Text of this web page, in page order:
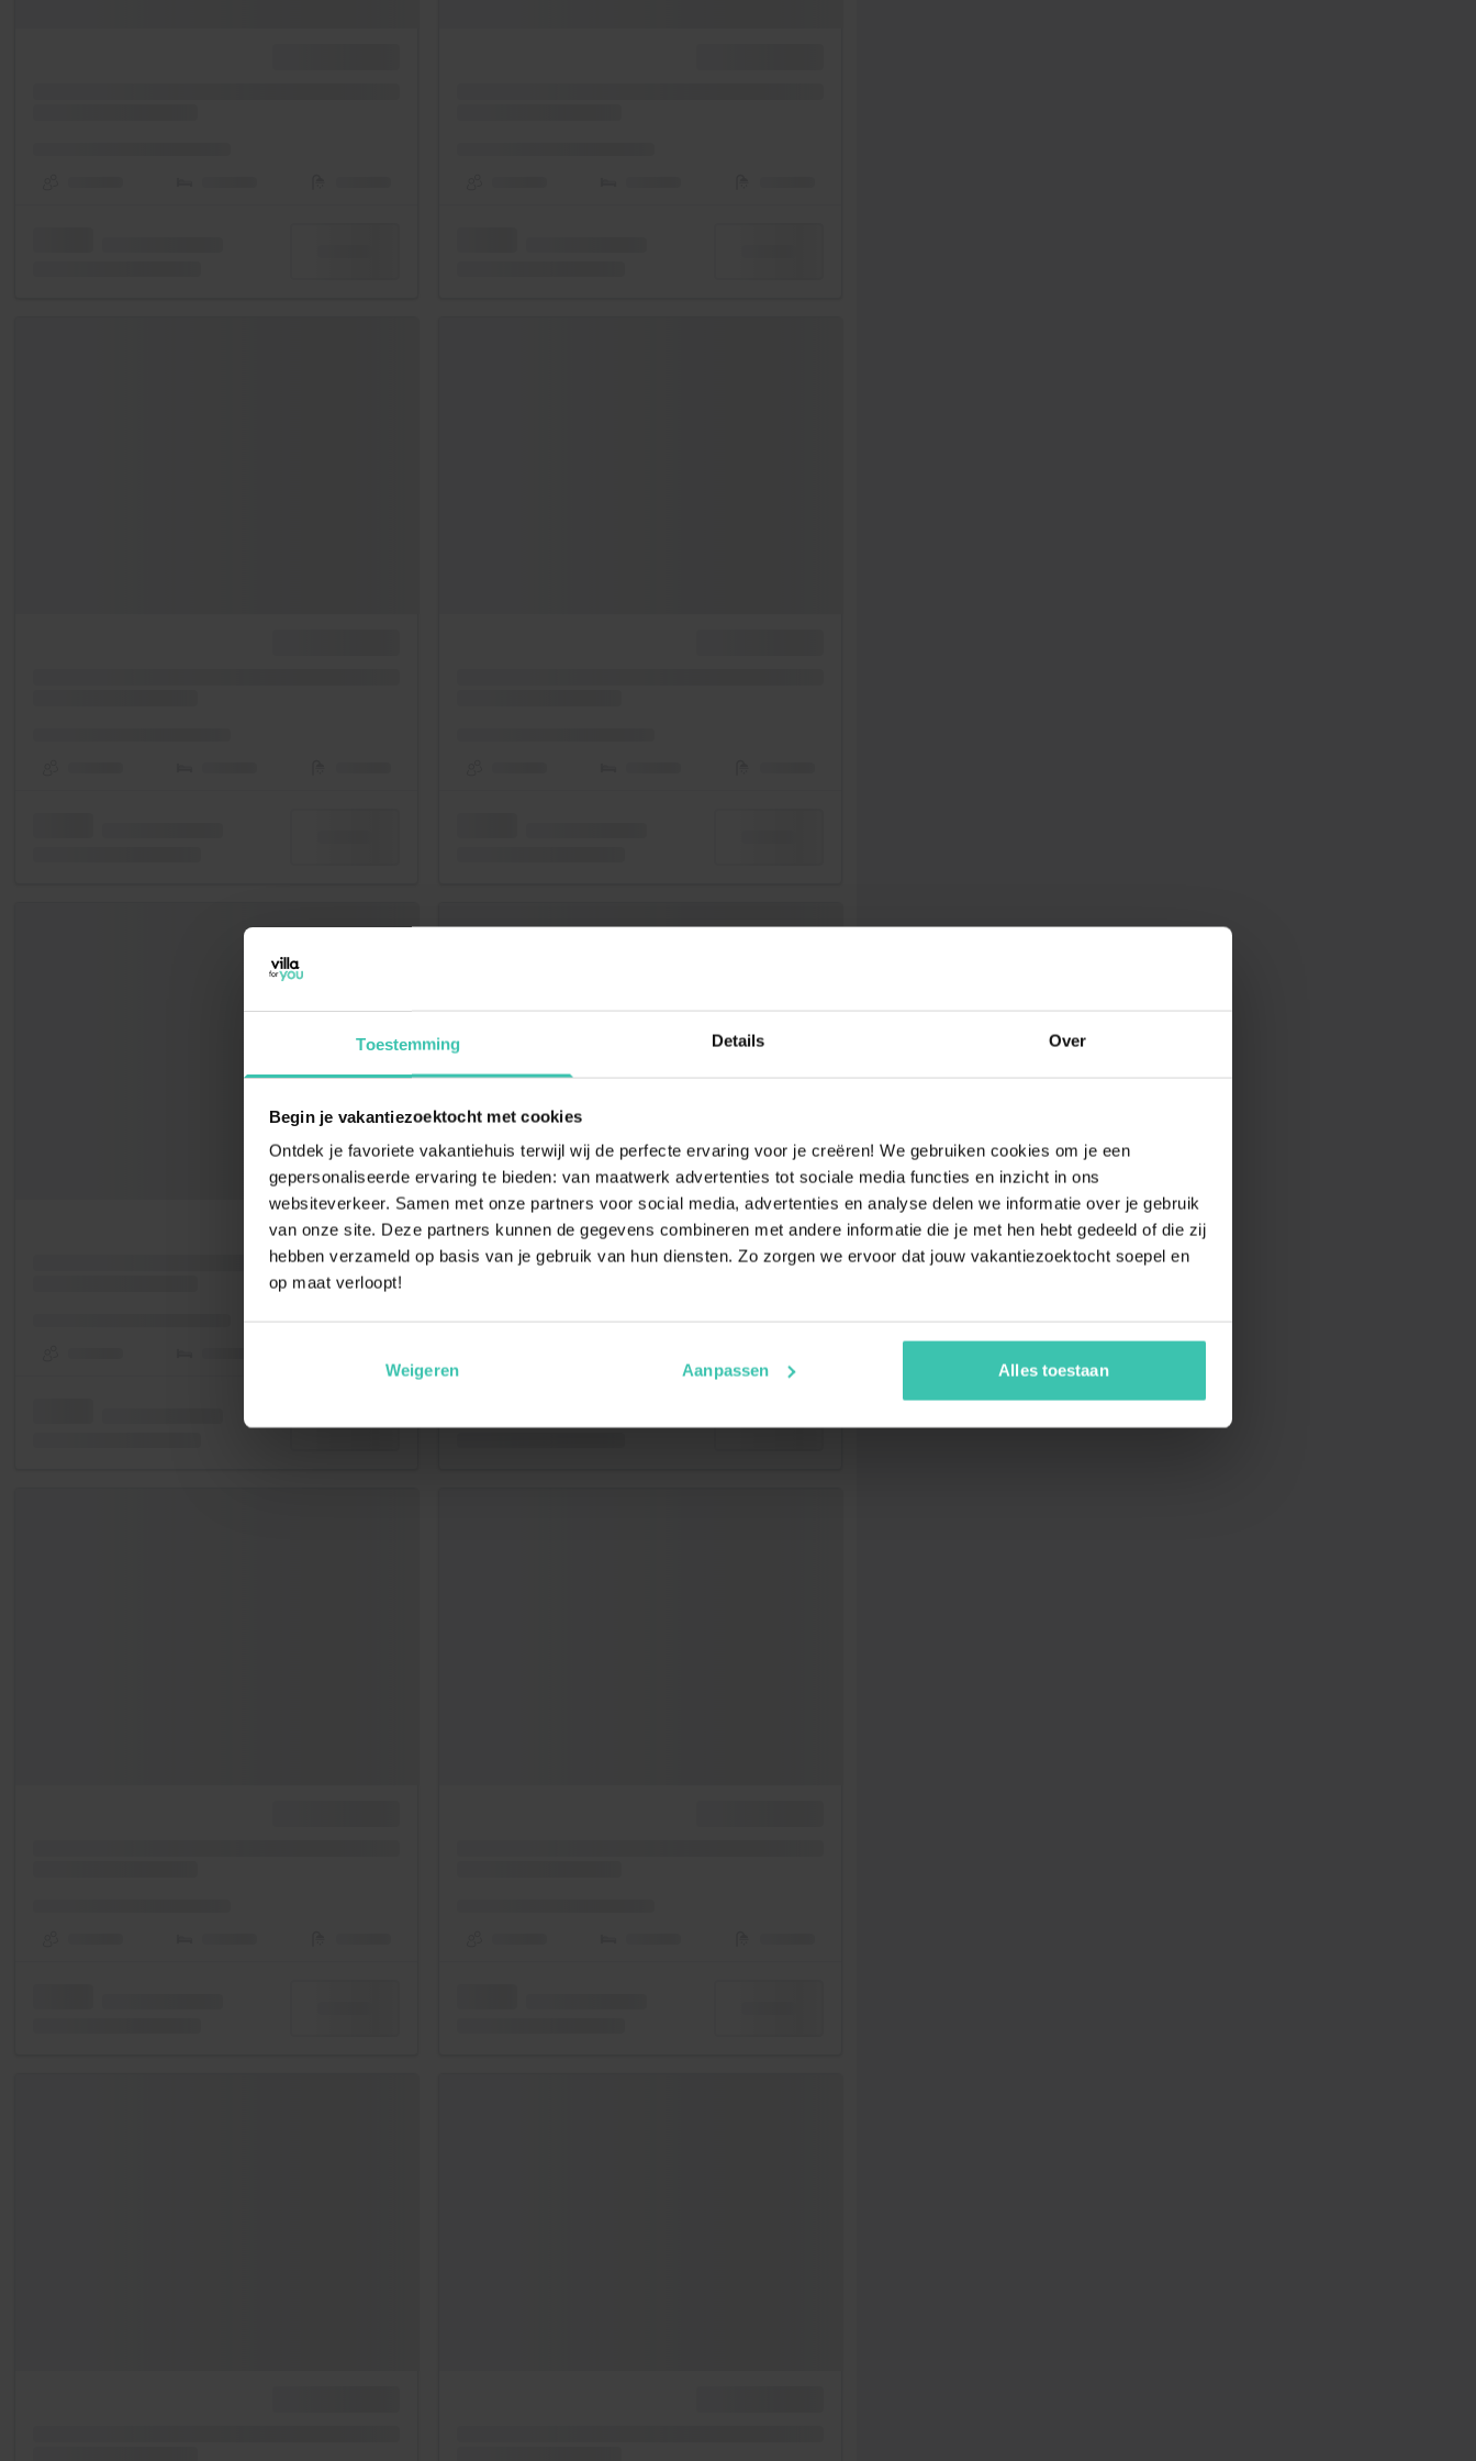
Toestemming Details Over
Begin je vakantiezoektocht met cookies
Ontdek je favoriete vakantiehuis terwijl wij de perfecte ervaring voor je creëren! We gebruiken cookies om je een
gepersonaliseerde ervaring te bieden: van maatwerk advertenties tot sociale media functies en inzicht in ons
websiteverkeer. Samen met onze partners voor social media, advertenties en analyse delen we informatie over je gebruik
van onze site. Deze partners kunnen de gegevens combineren met andere informatie die je met hen hebt gedeeld of die zij
hebben verzameld op basis van je gebruik van hun diensten. Zo zorgen we ervoor dat jouw vakantiezoektocht soepel en
op maat verloopt!
Weigeren Aanpassen Alles toestaan